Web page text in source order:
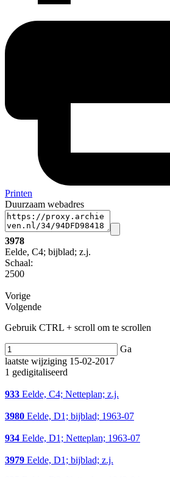
Printen
Duurzaam webadres
3978
Eelde, C4; bijblad; z.j.
Schaal:
2500
Vorige
Volgende
Gebruik CTRL + scroll om te scrollen
Ga
laatste wijziging 15-02-2017
1 gedigitaliseerd
933 Eelde, C4; Netteplan; z.j.
3980 Eelde, D1; bijblad; 1963-07
934 Eelde, D1; Netteplan; 1963-07
3979 Eelde, D1; bijblad; z.j.